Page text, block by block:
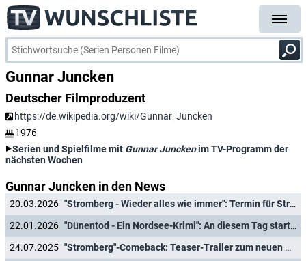
Gunnar Juncken
Deutscher Filmproduzent
https://de.wikipedia.org/wiki/Gunnar_Juncken
1976
Serien und Spielfilme mit Gunnar Junckenim TV-Programm der
nächsten Wochen
Gunnar Juncken in den News
20.03.2026
"Stromberg - Wieder alles wie immer": Termin für Streaming-Start des Kino-Films verkündet
22.01.2026
"Dünentod - Ein Nordsee-Krimi": An diesem Tag starten die neuen Folgen mit neuer Hauptdarstellerin
24.07.2025
"Stromberg"-Comeback: Teaser-Trailer zum neuen Kinofilm